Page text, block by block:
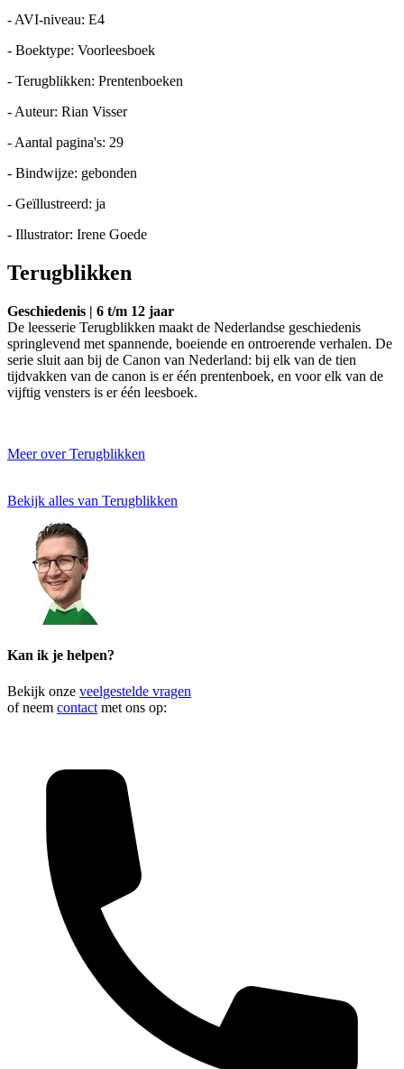
- AVI-niveau: E4
- Boektype: Voorleesboek
- Terugblikken: Prentenboeken
- Auteur: Rian Visser
- Aantal pagina's: 29
- Bindwijze: gebonden
- Geïllustreerd: ja
- Illustrator: Irene Goede
Terugblikken
Geschiedenis | 6 t/m 12 jaar
De leesserie Terugblikken maakt de Nederlandse geschiedenis
springlevend met spannende, boeiende en ontroerende verhalen. De
serie sluit aan bij de Canon van Nederland: bij elk van de tien
tijdvakken van de canon is er één prentenboek, en voor elk van de
vijftig vensters is er één leesboek.
Meer over Terugblikken
Bekijk alles van Terugblikken
Kan ik je helpen?
Bekijk onze veelgestelde vragen
of neem contact met ons op: